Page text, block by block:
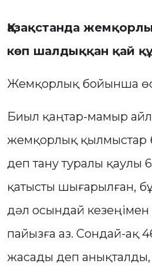
Қазақстанда
көп шалдыққан қай
Жемқорлық бойынша
Биыл қаңтар-мамыр
жемқорлық қылмыстар
деп тану туралы қаулы
қатысты шығарылған,
дәл осындай
пайызға аз. Сондай-ақ
жасады деп